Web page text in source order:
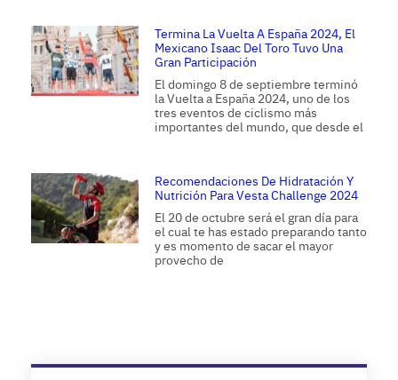
Termina La Vuelta A España 2024, El
Mexicano Isaac Del Toro Tuvo Una
Gran Participación
El domingo 8 de septiembre terminó
la Vuelta a España 2024, uno de los
tres eventos de ciclismo más
importantes del mundo, que desde el
Recomendaciones De Hidratación Y
Nutrición Para Vesta Challenge 2024
El 20 de octubre será el gran día para
el cual te has estado preparando tanto
y es momento de sacar el mayor
provecho de